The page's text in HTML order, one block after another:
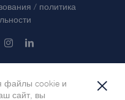
/ политика
InstagramLinkedIn
файлы cookie и
сайт, вы
×